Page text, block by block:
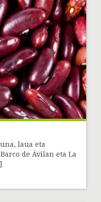
laua eta
de Ávilan eta La